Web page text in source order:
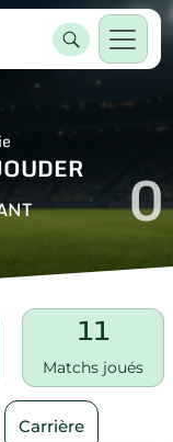
0
11
Matchs joués
Carrière